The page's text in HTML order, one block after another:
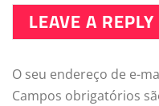
LEAVE A REPLY
O seu endereço de e-
Campos obrigatórios